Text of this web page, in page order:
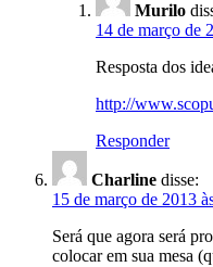
Murilo
14 de março de
Resposta dos
http://
Responder
Charline disse:
15 de março de 2013
Será que agora será
colocar em sua mesa